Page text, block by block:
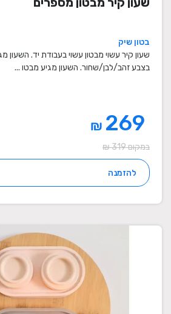
בטון שיק
שעון קיר עשוי מבטון עשוי בעבודת יד. השעון
בצבע זהב/לבן/שחור. השעון מגיע מבטו ...
₪
במקום 319 ₪
להזמנה